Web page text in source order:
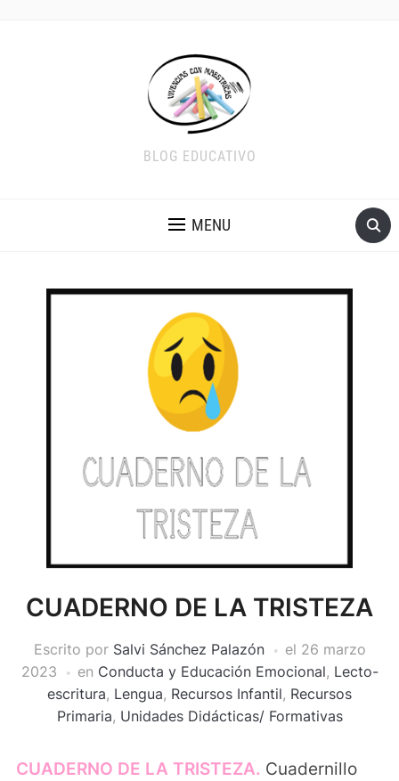
BLOG EDUCATIVO
MENU
CUADERNO DE LA TRISTEZA
Escrito por Salvi Sánchez Palazón el 26 marzo
2023
en Conducta y Educación Emocional, Lecto-
escritura, Lengua, Recursos Infantil, Recursos
Primaria, Unidades Didácticas/ Formativas
CUADERNO DE LA TRISTEZA. Cuadernillo